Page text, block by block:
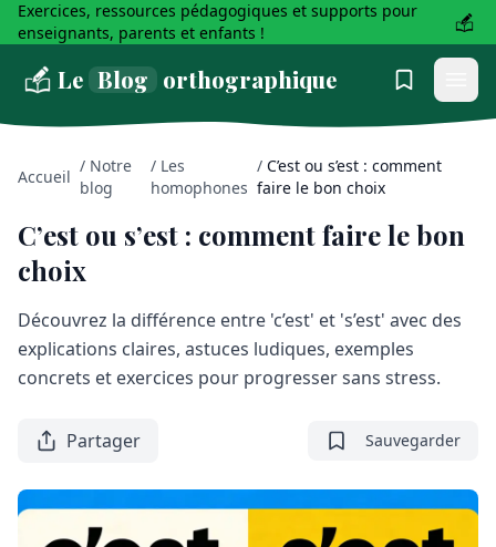
Exercices, ressources pédagogiques et supports pour
enseignants, parents et enfants !
Le Blog orthographique
Accueil
/ Notre
blog
/ Les
homophones
/ C’est ou s’est : comment
faire le bon choix
C’est ou s’est : comment faire le bon
choix
Découvrez la différence entre 'c’est' et 's’est' avec des
explications claires, astuces ludiques, exemples
concrets et exercices pour progresser sans stress.
Partager Sauvegarder